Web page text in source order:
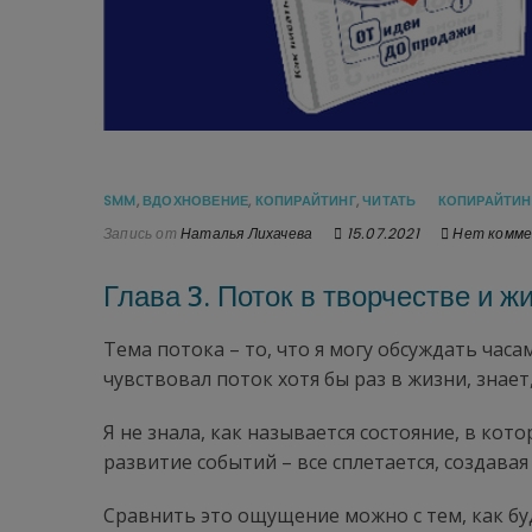
SMM,ВДОХНОВЕНИЕ, КОПИРАЙТИНГ,ЧИТАТЬ
Запись от Наталья Лихачева 15.07.2021 Нет
Глава 3. Поток в творчестве и
Тема потока – то, что я могу обсуждать
чувствовал поток хотя бы раз в жизни,
Я не знала, как называется состояние, в
развитие событий – все сплетается,
Сравнить это ощущение можно с тем, как